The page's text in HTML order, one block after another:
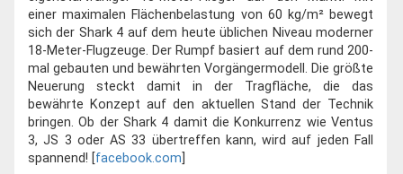
einer maximalen Flächenbelastung von 60 kg/m² bewegt
sich der Shark 4 auf dem heute üblichen Niveau moderner
18-Meter-Flugzeuge. Der Rumpf basiert auf dem rund 200-
mal gebauten und bewährten Vorgängermodell. Die größte
Neuerung steckt damit in der Tragfläche, die das
bewährte Konzept auf den aktuellen Stand der Technik
bringen. Ob der Shark 4 damit die Konkurrenz wie Ventus
3, JS 3 oder AS 33 übertreffen kann, wird auf jeden Fall
spannend! [facebook.com